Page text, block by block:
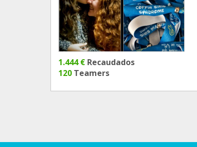
1.444 € Recaudados
120 Teamers